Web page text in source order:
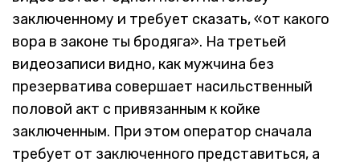
заключенному и требует сказать, «от какого
вора в законе ты бродяга». На третьей
видеозаписи видно, как мужчина без
презерватива совершает насильственный
половой акт с привязанным к койке
заключенным. При этом оператор сначала
требует от заключенного представиться, а